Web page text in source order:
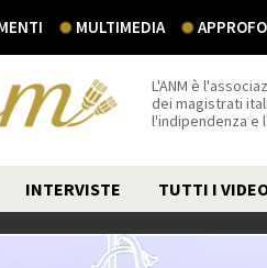
MULTIMEDIA
L'ANM è
dei magistrati
l'indipendenza e
INTERVISTE TUTTI I